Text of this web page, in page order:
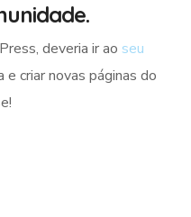
deveria ir aoseu
criar novas páginas do